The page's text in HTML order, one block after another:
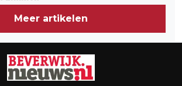
Meer artikelen